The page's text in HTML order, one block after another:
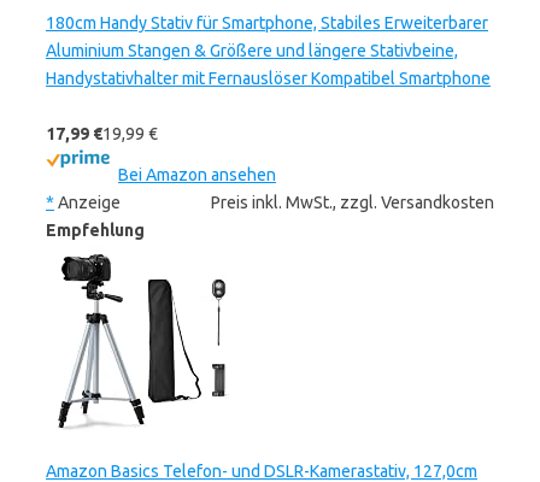
180cm Handy Stativ für Smartphone, Stabiles Erweiterbarer
Aluminium Stangen & Größere und längere Stativbeine,
Handystativhalter mit Fernauslöser Kompatibel Smartphone
17,99 €19,99 €
Bei Amazon ansehen
* Anzeige
Preis inkl. MwSt., zzgl. Versandkosten
Empfehlung
Amazon Basics Telefon- und DSLR-Kamerastativ, 127,0cm